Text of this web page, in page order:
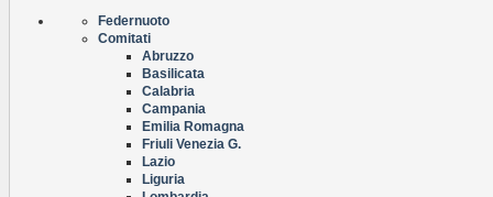
Federnuoto
Comitati
Abruzzo
Basilicata
Calabria
Campania
Emilia Romagna
Friuli Venezia G.
Lazio
Liguria